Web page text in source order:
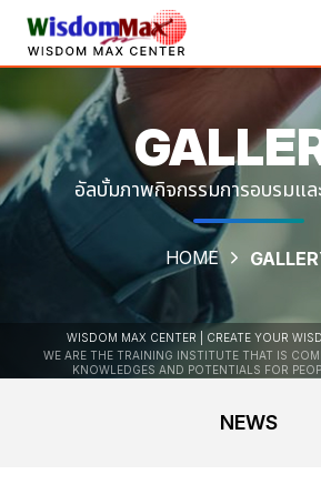
อัลบั้มภาพกิจกรรมการอบรมแล
HOME
WISDOM MAX CENTER | CREATE YOUR
WE ARE THE TRAINING INSTITUTE THAT IS
KNOWLEDGES AND POTENTIALS FOR
NEWS